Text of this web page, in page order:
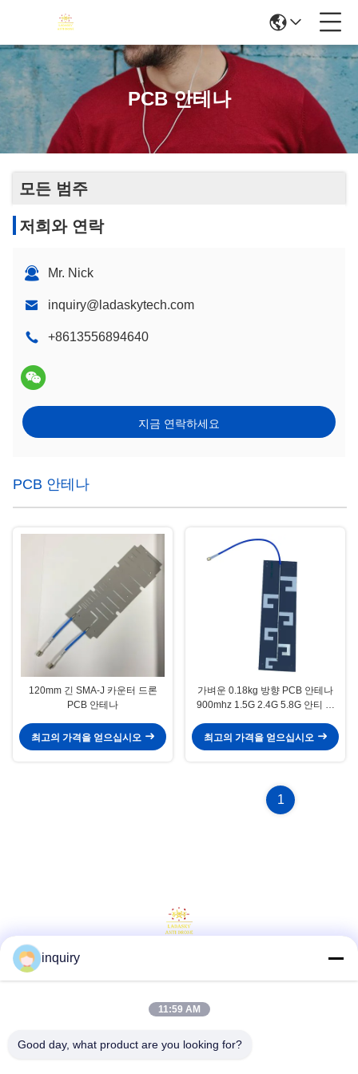
PCB 안테나
모든 범주
저희와 연락
Mr. Nick
inquiry@ladaskytech.com
+8613556894640
지금 연락하세요
PCB 안테나
120mm 긴 SMA-J 카운터 드론
PCB 안테나
최고의 가격을 얻으십시오
가벼운 0.18kg 방향 PCB 안테나
900mhz 1.5G 2.4G 5.8G 안티 드
최고의 가격을 얻으십시오
1
빠른 연락
inquiry
11:59 AM
Good day, what product are you looking for?